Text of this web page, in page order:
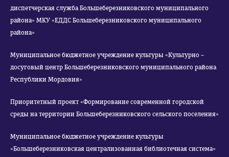
диспетчерская служба Большеберезниковского муниципального
района» МКУ «ЕДДС Большеберезниковского муниципального
района»
Муниципальное бюджетное учреждение культуры «Культурно –
досуговый центр Большеберезниковского муниципального района
Республики Мордовия»
Приоритетный проект «Формирование современной городской
среды на территории Большеберезниковского сельского поселения»
Муниципальное бюджетное учреждение культуры
«Большеберезниковская централизованная библиотечная система»